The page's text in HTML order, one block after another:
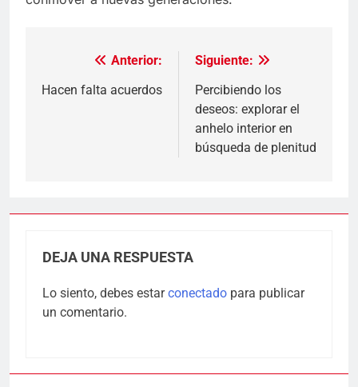
Navegación
de
Anterior:
Hacen falta acuerdos
Siguiente:
Percibiendo los
deseos: explorar el
anhelo interior en
búsqueda de plenitud
DEJA UNA RESPUESTA
Lo siento, debes estarconectado para publicar
un comentario.